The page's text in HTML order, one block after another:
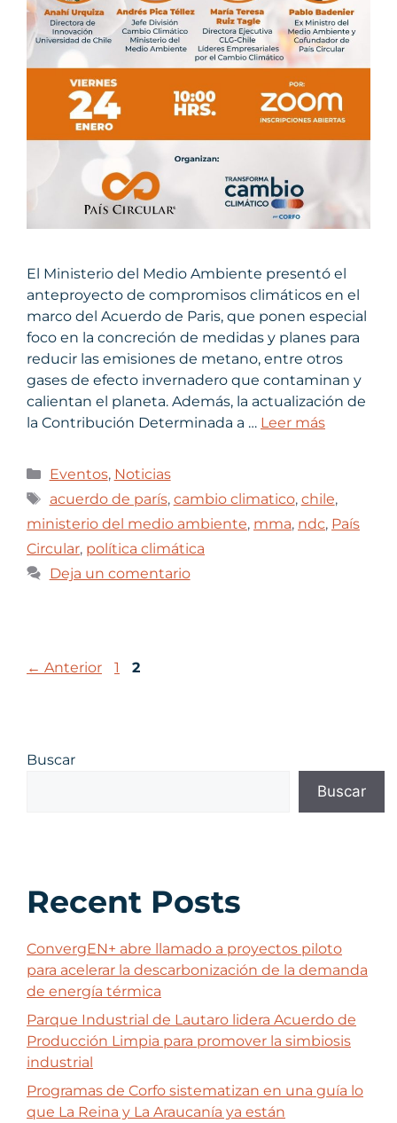
El Ministerio del Medio Ambiente presentó el
anteproyecto de compromisos climáticos en el
marco del Acuerdo de Paris, que ponen especial
foco en la concreción de medidas y planes para
reducir las emisiones de metano, entre otros
gases de efecto invernadero que contaminan y
calientan el planeta. Además, la actualización de
la Contribución Determinada a … Leer más
Eventos, Noticias
acuerdo de parís, cambio climatico, chile,
ministerio del medio ambiente, mma, ndc, País
Circular, política climática
Deja un comentario
← Anterior 1 2
Buscar
Buscar
Recent Posts
ConvergEN+ abre llamado a proyectos piloto
para acelerar la descarbonización de la demanda
de energía térmica
Parque Industrial de Lautaro lidera Acuerdo de
Producción Limpia para promover la simbiosis
industrial
Programas de Corfo sistematizan en una guía lo
que La Reina y La Araucanía ya están